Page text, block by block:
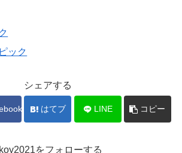
ック
シェアする
はてブ LINE コピー
をフォローする